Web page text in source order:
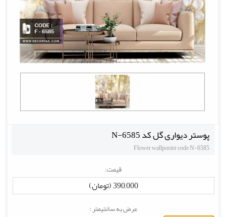
پوستر دیواری گل کد N-6585
Flower wallposter code N-6585
قیمت:
390,000 (تومان)
عرض به سانتیمتر :